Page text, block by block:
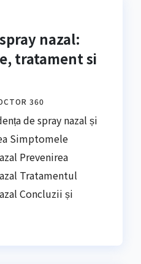
nazal:
tratament si
360
de spray nazal și
Simptomele
Prevenirea
Tratamentul
Concluzii și